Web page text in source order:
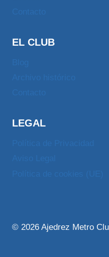
EL CLUB
LEGAL
© 2026 Ajedrez Metro